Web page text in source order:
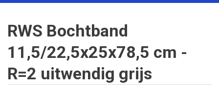
RWS Bochtband
11,5/22,5x25x78,5 cm -
R=2 uitwendig grijs